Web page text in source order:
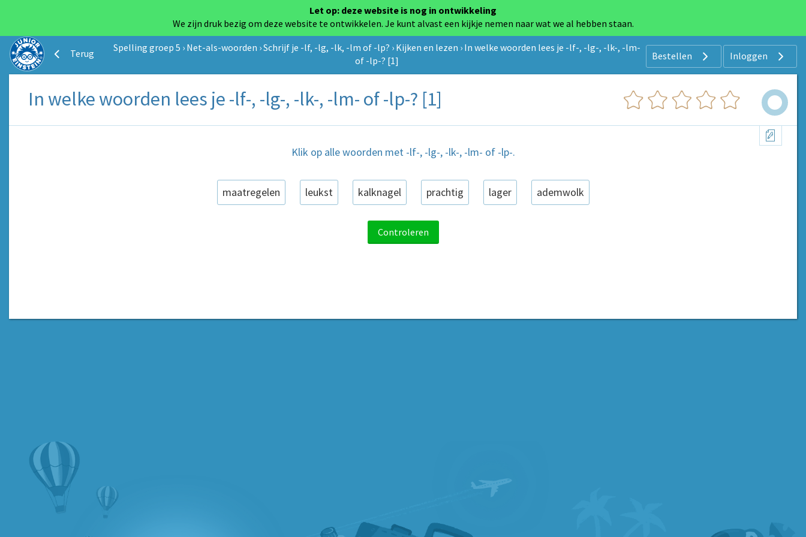
Let op: deze website is nog in ontwikkeling
We zijn druk bezig om deze website te ontwikkelen. Je kunt alvast een kijkje nemen naar wat we al hebben staan.
Terug
Spelling groep 5 › Net-als-woorden ›Schrijf je -lf, -lg, -lk, -lm of -lp? › Kijken en lezen › In welke woorden lees je -lf-, -lg-, -lk-, -lm-
of -lp-? [1]
Bestellen Inloggen
In welke woorden lees je -lf-, -lg-, -lk-, -lm- of -lp-? [1]
Klik op alle woorden met -lf-, -lg-, -lk-, -lm- of -lp-.
maatregelen leukst kalknagel prachtig lager ademwolk